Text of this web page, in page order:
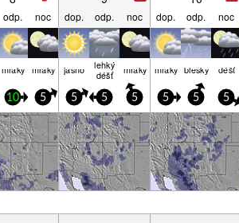
odp. noc dop. odp. noc dop. odp. noc
mraky mraky jasno lehký
déšť mraky mraky blesky déšť
10 5 5 5 5 5 5 5